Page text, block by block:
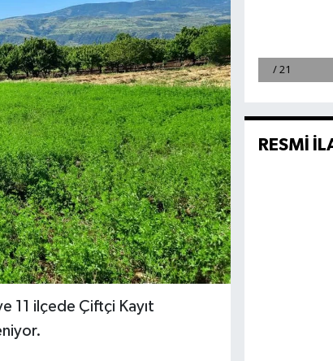
11 ilçede Çiftçi Kayıt
RESMİ